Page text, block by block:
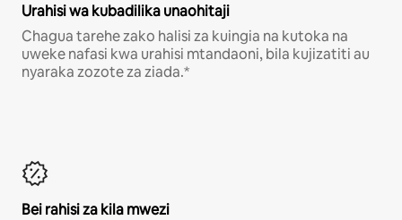
Urahisi wa kubadilika unaohitaji
Chagua tarehe zako halisi za kuingia na kutoka na
uweke nafasi kwa urahisi mtandaoni, bila kujizatiti au
nyaraka zozote za ziada.*
Bei rahisi za kila mwezi